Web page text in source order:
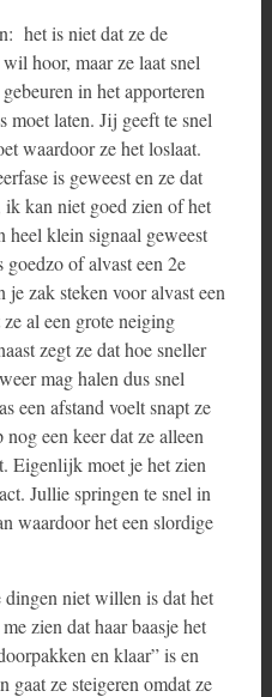
het is niet dat ze de
hoor, maar ze laat snel
in het apporteren
moet laten. Jij geeft te snel
waardoor ze het loslaat.
is geweest en ze dat
kan niet goed zien of het
heel klein signaal geweest
of alvast een 2e
zak steken voor alvast een
al een grote neiging
zegt ze dat hoe sneller
mag halen dus snel
een afstand voelt snapt ze
een keer dat ze alleen
Eigenlijk moet je het zien
Jullie springen te snel in
waardoor het een slordige
niet willen is dat het
zien dat haar baasje het
en klaar” is en
gaat ze steigeren omdat ze